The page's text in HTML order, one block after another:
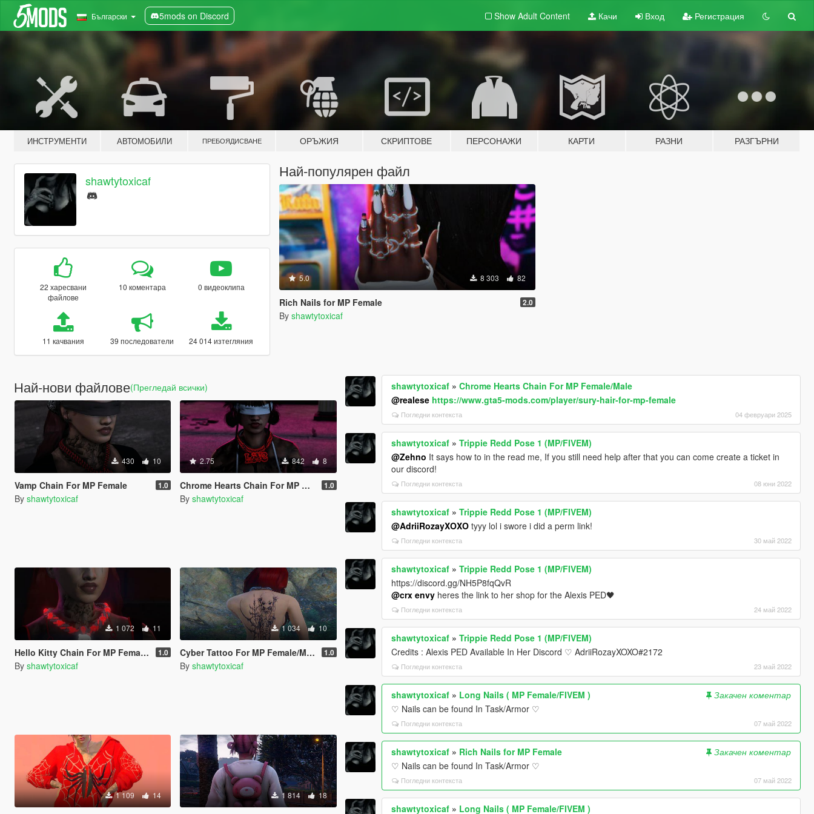
Български 5mods on Discord Show Adult Content Качи Вход Регистрация
ИНСТРУМЕНТИ АВТОМОБИЛИ ПРЕБОЯДИСВАНЕ ОРЪЖИЯ СКРИПТОВЕ ПЕРСОНАЖИ КАРТИ РАЗНИ РАЗГЪРНИ
shawtytoxicaf
22 харесвани
файлове
10 коментара 0 видеоклипа
11 качвания 39 последователи 24 014 изтегляния
Най-популярен файл
5.0 8 303 82
Rich Nails for MP Female 2.0
By shawtytoxicaf
Най-нови файлове(Прегледай всички)
430 10
Vamp Chain For MP Female 1.0
By shawtytoxicaf
2.75 842 8
Chrome Hearts Chain For MP Female/Male 1.0
By shawtytoxicaf
1 072 11
Hello Kitty Chain For MP Female/Male 1.0
By shawtytoxicaf
1 034 10
Cyber Tattoo For MP Female/Male 1.0
By shawtytoxicaf
1 109 14 1 814 18
shawtytoxicaf »Chrome Hearts Chain For MP Female/Male
@realese https://www.gta5-mods.com/player/sury-hair-for-mp-female
Погледни контекста 04 февруари 2025
shawtytoxicaf »Trippie Redd Pose 1 (MP/FIVEM)
@Zehno It says how to in the read me, If you still need help after that you can come create a ticket in
our discord!
Погледни контекста 08 юни 2022
shawtytoxicaf »Trippie Redd Pose 1 (MP/FIVEM)
@AdriiRozayXOXO tyyy lol i swore i did a perm link!
Погледни контекста 30 май 2022
shawtytoxicaf »Trippie Redd Pose 1 (MP/FIVEM)
https://discord.gg/NH5P8fqQvR
@crx envy heres the link to her shop for the Alexis PED🖤
Погледни контекста 24 май 2022
shawtytoxicaf »Trippie Redd Pose 1 (MP/FIVEM)
Credits : Alexis PED Available In Her Discord ♡ AdriiRozayXOXO#2172
Погледни контекста 23 май 2022
shawtytoxicaf » Long Nails ( MP Female/FIVEM )
Закачен коментар
♡ Nails can be found In Task/Armor ♡
Погледни контекста 07 май 2022
shawtytoxicaf » Rich Nails for MP Female
Закачен коментар
♡ Nails can be found In Task/Armor ♡
Погледни контекста 07 май 2022
shawtytoxicaf » Long Nails ( MP Female/FIVEM )